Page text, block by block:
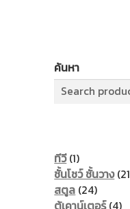
ค้นหา
ทีวี 11
product
ชั้นโชว์ ชั้นวาง 21
สตูล 2424
products
4